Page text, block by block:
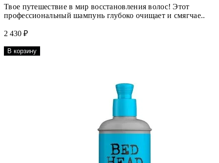
Твое путешествие в мир восстановления волос! Этот
профессиональный шампунь глубоко очищает и смягчае..
2 430 ₽
В корзину